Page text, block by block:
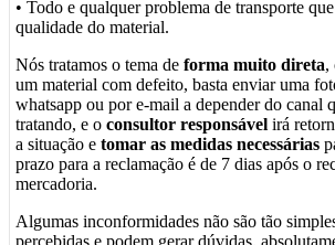
• Todo e qualquer problema de transporte
qualidade do material.
Nós tratamos o tema de forma muito direta,
um material com defeito, basta enviar uma
whatsapp ou por e-mail a depender do canal
tratando, e o consultor responsável irá
a situação e tomar as medidas necessárias
prazo para a reclamação é de 7 dias após o
mercadoria.
Algumas inconformidades não são tão
percebidas e podem gerar dúvidas,